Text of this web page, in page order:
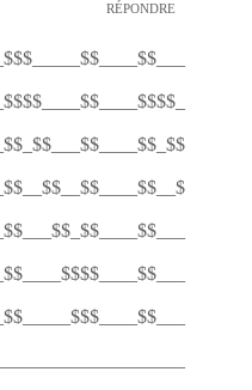
RÉPONDRE